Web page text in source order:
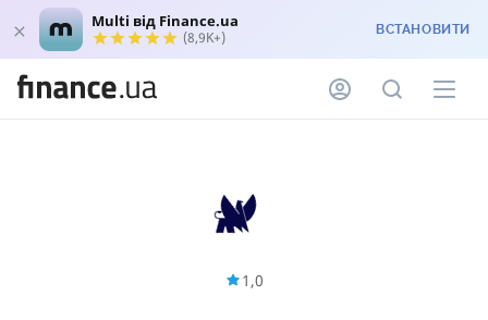
Multi від Finance.ua
(8,9K+) ВСТАНОВИТИ
1,0